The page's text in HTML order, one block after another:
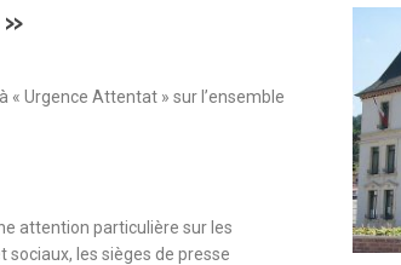
« Urgence Attentat » sur l’ensemble
attention particulière sur les
les sièges de presse